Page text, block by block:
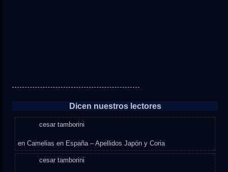
Dicen nuestros lectores
cesar tamborini
enCamelias en España – Apellidos Japón y Coria
cesar tamborini